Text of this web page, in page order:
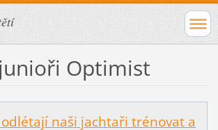
junioři Optimist
odlétají naši jachtaři trénovat a